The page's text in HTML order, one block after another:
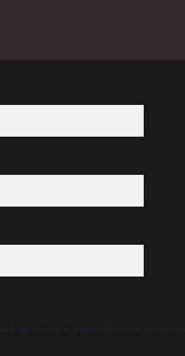
için adım, e-posta adresim ve site